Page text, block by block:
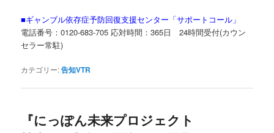
■ギャンブル依存症予防回復支援センター「サポートコール」
電話番号：0120-683-705 応対時間：365日24時間受付(カウン
セラー常駐)
カテゴリー:告知VTR
『にっぽん未来プロジェクト